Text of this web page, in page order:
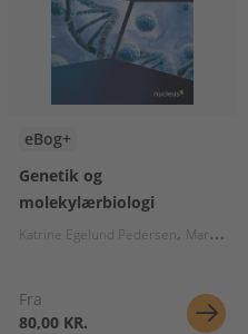
eBog+
Genetik og
molekylærbiologi
Katrine Egelund Pedersen Maria Louise Rentsch
Fra
80,00 KR.